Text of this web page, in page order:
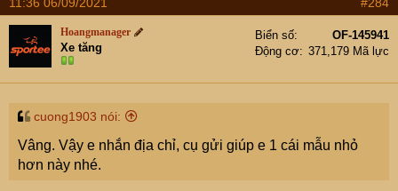
Hoangmanager
Xe tăng
Biển số
OF-145941
Động cơ
371,179 Mã lực
cuong1903 nói:
Vâng. Vậy e nhắn địa chỉ, cụ gửi giúp e 1 cái mẫu nhỏ
hơn này nhé.